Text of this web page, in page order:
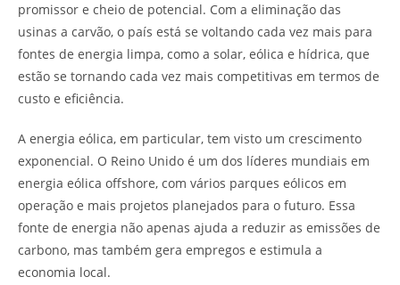
promissor e cheio de potencial. Com a eliminação das
usinas a carvão, o país está se voltando cada vez mais para
fontes de energia limpa, como a solar, eólica e hídrica, que
estão se tornando cada vez mais competitivas em termos de
custo e eficiência.
A energia eólica, em particular, tem visto um crescimento
exponencial. O Reino Unido é um dos líderes mundiais em
energia eólica offshore, com vários parques eólicos em
operação e mais projetos planejados para o futuro. Essa
fonte de energia não apenas ajuda a reduzir as emissões de
carbono, mas também gera empregos e estimula a
economia local.